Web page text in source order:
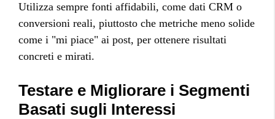
Utilizza sempre fonti affidabili, come dati CRM o
conversioni reali, piuttosto che metriche meno solide
come i "mi piace" ai post, per ottenere risultati
concreti e mirati.
Testare e Migliorare i Segmenti
Basati sugli Interessi